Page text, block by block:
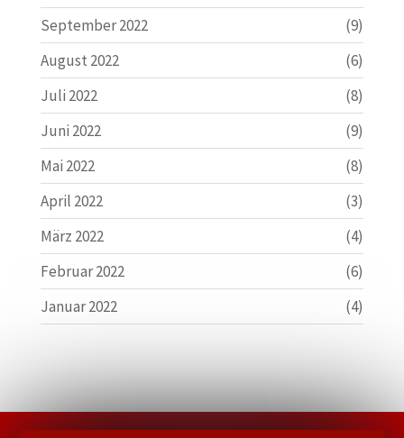
September 2022
(9)
August 2022
(6)
Juli 2022
(8)
Juni 2022
(9)
Mai 2022
(8)
April 2022
(3)
März 2022
(4)
Februar 2022
(6)
Januar 2022
(4)